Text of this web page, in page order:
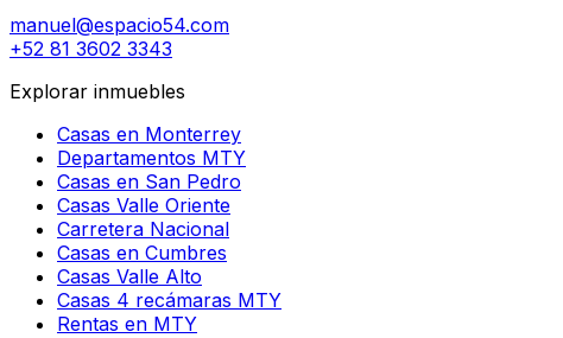
manuel@espacio54.com
+52 81 3602 3343
Explorar inmuebles
Casas en Monterrey
Departamentos MTY
Casas en San Pedro
Casas Valle Oriente
Carretera Nacional
Casas en Cumbres
Casas Valle Alto
Casas 4 recámaras MTY
Rentas en MTY